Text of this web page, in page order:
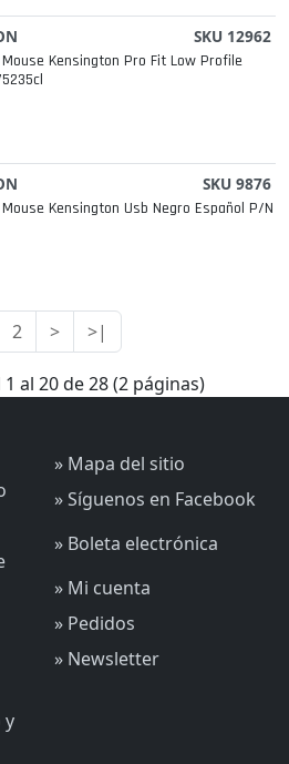
SKU 12962
Mouse Kensington Pro Fit Low Profile
SKU 9876
Kensington Usb Negro Español P/n
2 > >|
al 20 de 28 (2 páginas)
y
» Mapa del sitio
» Síguenos en Facebook
» Boleta electrónica
» Mi cuenta
» Pedidos
» Newsletter